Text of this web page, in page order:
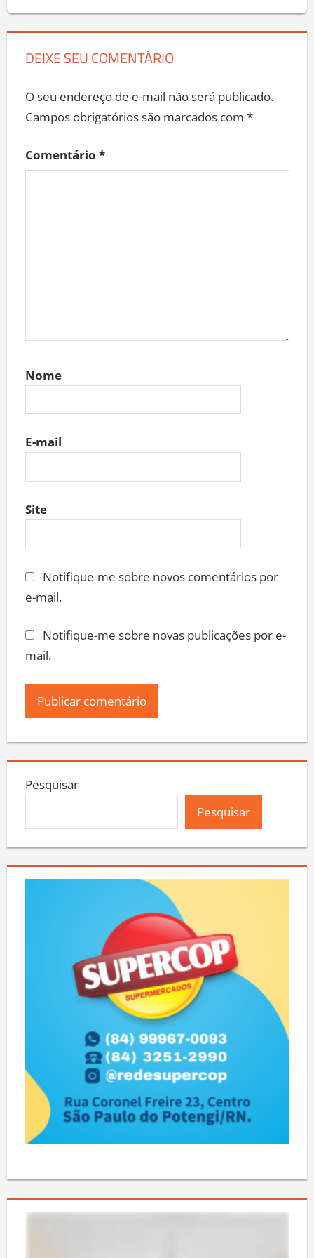
DEIXE SEU COMENTÁRIO
O seu endereço de e-mail não será publicado.
Campos obrigatórios são marcados com *
Comentário *
Nome
E-mail
Site
Notifique-me sobre novos comentários por
e-mail.
Notifique-me sobre novas publicações por e-
mail.
Pesquisar
Pesquisar